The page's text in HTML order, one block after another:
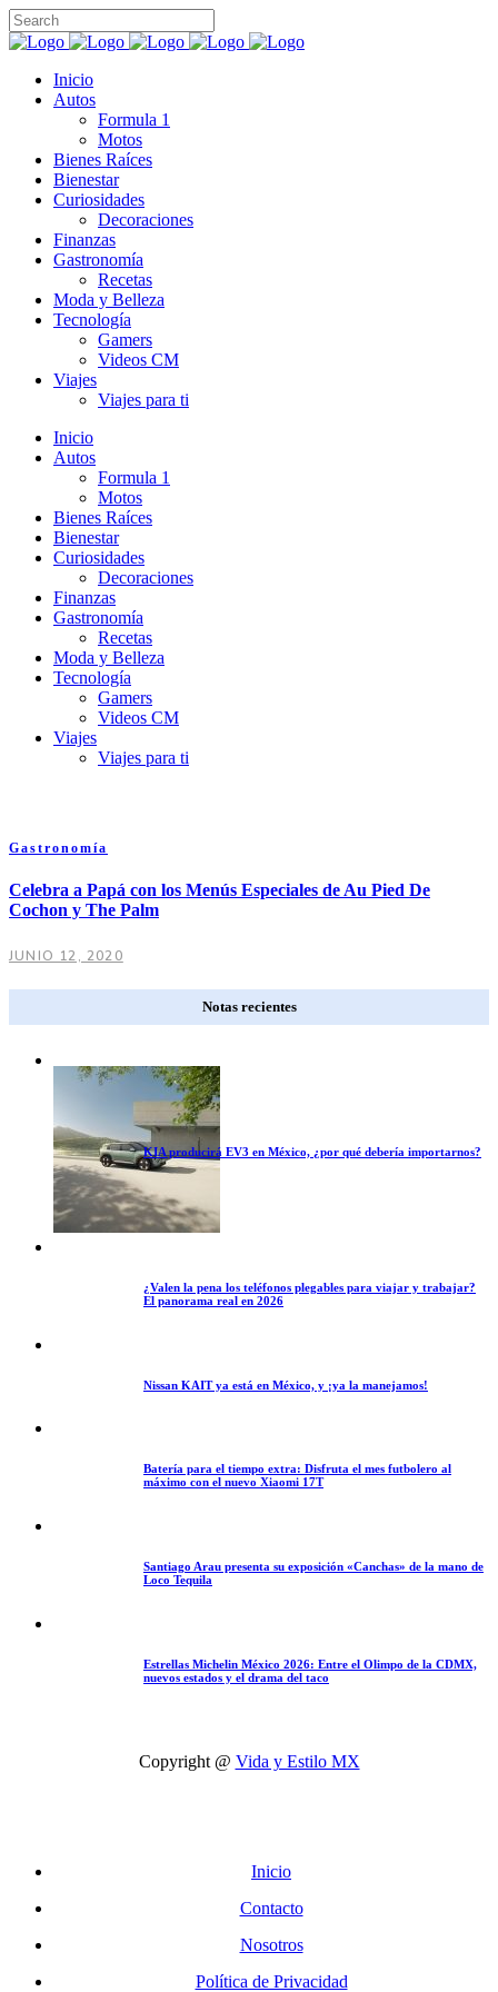
Inicio
Autos
Formula 1
Motos
Bienes Raíces
Bienestar
Curiosidades
Decoraciones
Finanzas
Gastronomía
Recetas
Moda y Belleza
Tecnología
Gamers
Videos CM
Viajes
Viajes para ti
Inicio
Autos
Formula 1
Motos
Bienes Raíces
Bienestar
Curiosidades
Decoraciones
Finanzas
Gastronomía
Recetas
Moda y Belleza
Tecnología
Gamers
Videos CM
Viajes
Viajes para ti
Gastronomía
Celebra a Papá con los Menús Especiales de Au Pied De
Cochon y The Palm
JUNIO 12, 2020
Notas recientes
KIA producirá EV3 en México, ¿por qué debería importarnos?
¿Valen la pena los teléfonos plegables para viajar y trabajar?
El panorama real en 2026
Nissan KAIT ya está en México, y ¡ya la manejamos!
Batería para el tiempo extra: Disfruta el mes futbolero al
máximo con el nuevo Xiaomi 17T
Santiago Arau presenta su exposición «Canchas» de la mano de
Loco Tequila
Estrellas Michelin México 2026: Entre el Olimpo de la CDMX,
nuevos estados y el drama del taco
Copyright @ Vida y Estilo MX
Inicio
Contacto
Nosotros
Política de Privacidad